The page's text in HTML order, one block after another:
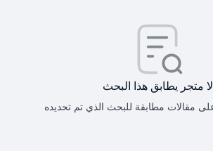
لا متجر يطابق هذا البحث